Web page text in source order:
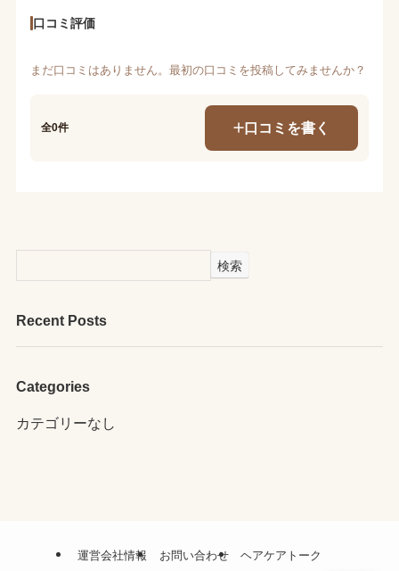
口コミ評価
まだ口コミはありません。最初の口コミを投稿してみませんか？
全0件 口コミを書く
検索
Recent Posts
Categories
カテゴリーなし
運営会社情報 お問い合わせ ヘアケアトーク